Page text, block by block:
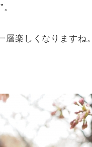
楽しくなりますね。